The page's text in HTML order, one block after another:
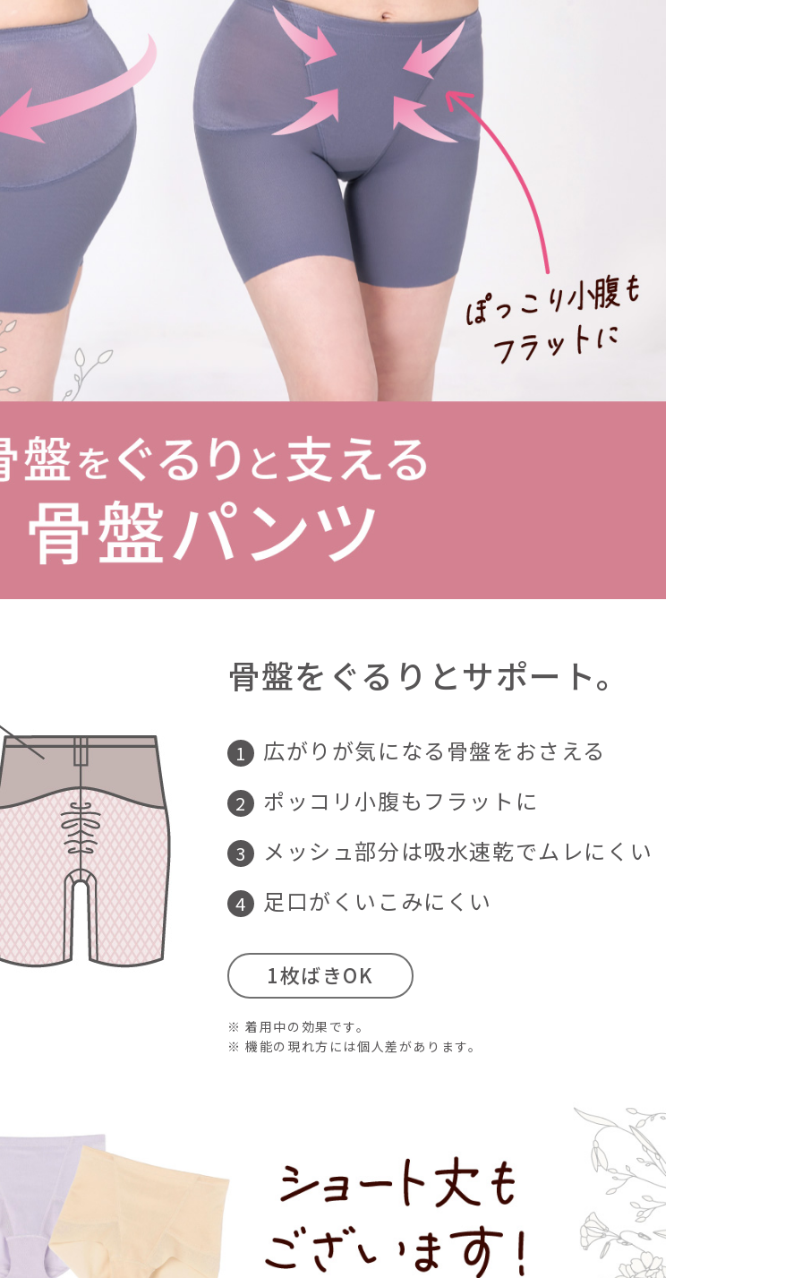
骨盤をぐるりとサポート。
広がりが気になる骨盤をおさえる
ポッコリ小腹もフラットに
メッシュ部分は吸水速乾でムレにくい
足口がくいこみにくい
1枚ばきOK
※ 着用中の効果です。
※ 機能の現れ方には個人差があります。